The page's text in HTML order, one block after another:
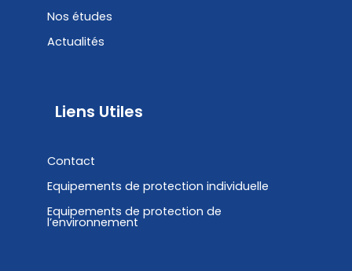
Nos études
Actualités
Liens Utiles
Contact
Equipements de protection individuelle
Equipements de protection de
l’environnement